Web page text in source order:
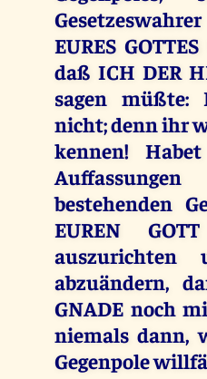
EURES
daß ICH DER
sagen müßte:
nicht; denn ihr
kennen!
bestehenden
EUREN
auszurichten
abzuändern,
GNADE noch
niemals dann,
Gegenpole